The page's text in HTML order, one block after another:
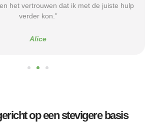
het vertrouwen dat ik met de juiste hulp
verder kon.”
Alice
op een stevigere basis